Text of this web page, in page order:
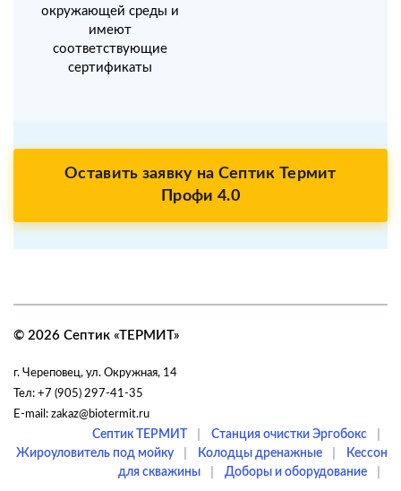
окружающей среды и
имеют
соответствующие
сертификаты
Оставить заявку на Септик Термит
Профи 4.0
© 2026 Септик «ТЕРМИТ»
г. Череповец, ул. Окружная, 14
Тел: +7 (905) 297-41-35
E-mail: zakaz@biotermit.ru
Септик ТЕРМИТ Станция очистки Эргобокс
Жироуловитель под мойку Колодцы дренажные
Кессон
для скважины
Доборы и оборудование